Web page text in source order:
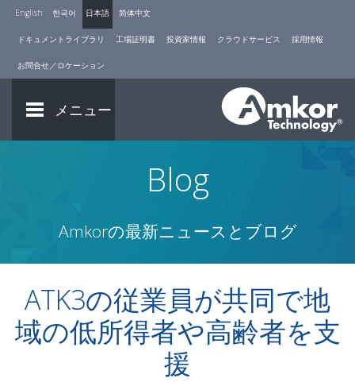
English 한국어 日本語 简体中文
ドキュメントライブラリ 工場証明書 投資家情報 クラウドサービス 採用情報
お問合せ／ロケーション
メニュー
Blog
Amkorの最新ニュースとブログ
ATK3の従業員が共同で地
域の低所得者や高齢者を支
援